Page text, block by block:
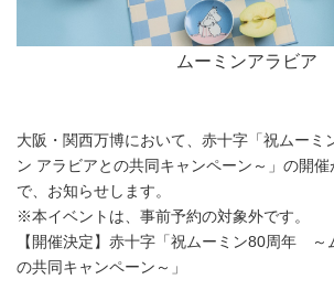
ムーミンアラビア
大阪・関西万博において、赤十字「祝ムー
ン アラビアとの共同キャンペーン～」の開
で、お知らせします。
※本イベントは、事前予約の対象外です。
【開催決定】赤十字「祝ムーミン80周年 ～
の共同キャンペーン～」